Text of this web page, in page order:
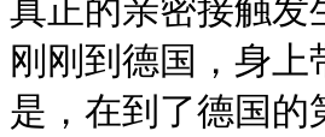
真正的亲密接触发
刚刚到德国，身
是，在到了德国的